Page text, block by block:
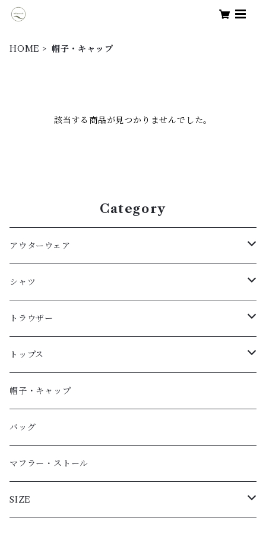
HOME 帽子・キャップ
該当する商品が見つかりませんでした。
Category
アウターウェア
ブルゾン
ジャケット
カーディガン
スウェットカーディガン
シャツ
ロングスリーブ
ショートスリーブ
トラウザー
ロングパンツ
ショートパンツ
トップス
Ｔシャツ（半袖）
Ｔシャツ（長袖）
スウェットシャツ
スウェットパーカ
帽子・キャップ
バッグ
マフラー・ストール
SIZE